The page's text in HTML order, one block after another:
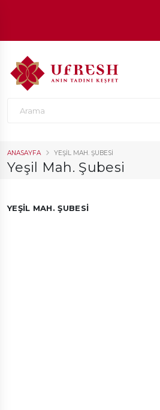
Yeşil Mah. Şubesi
ANASAYFA YEŞIL MAH. ŞUBESI
YEŞIL MAH. ŞUBESI